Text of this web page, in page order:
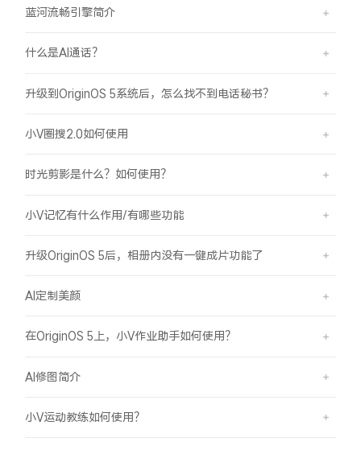
蓝河流畅引擎简介
什么是AI通话？
升级到OriginOS 5系统后，怎么找不到电话秘书？
小V圈搜2.0如何使用
时光剪影是什么？如何使用？
小V记忆有什么作用/有哪些功能
升级OriginOS 5后，相册内没有一键成片功能了
AI定制美颜
在OriginOS 5上，小V作业助手如何使用？
AI修图简介
小V运动教练如何使用？